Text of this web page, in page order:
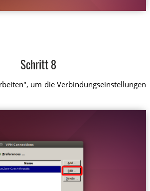
Schritt 8
um die Verbindungseinstellungen
Czech-Republic